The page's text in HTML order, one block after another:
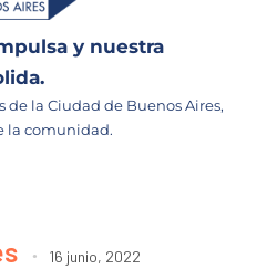
y nuestra
de la Ciudad de Buenos Aires,
la comunidad.
16 junio, 2022